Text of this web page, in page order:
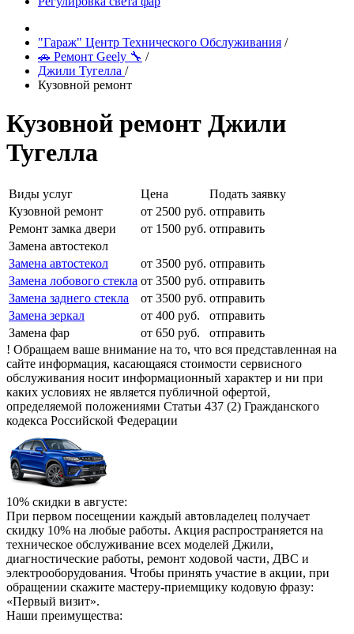
"Гараж" Центр Технического Обслуживания /
🚗 Ремонт Geely 🔧 /
Джили Тугелла /
Кузовной ремонт
Кузовной ремонт Джили
Тугелла
Виды услуг Цена
Подать заявку
Кузовной ремонт
от 2500 руб. отправить
Ремонт замка двери
от 1500 руб. отправить
Замена автостекол
Замена автостекол
от 3500 руб. отправить
Замена лобового стекла от 3500 руб. отправить
Замена заднего стекла
от 3500 руб. отправить
Замена зеркал
от 400 руб.
отправить
Замена фар
от 650 руб.
отправить
! Обращаем ваше внимание на то, что вся представленная на
сайте информация, касающаяся стоимости сервисного
обслуживания носит информационный характер и ни при
каких условиях не является публичной офертой,
определяемой положениями Статьи 437 (2) Гражданского
кодекса Российской Федерации
10% скидки в августе:
При первом посещении каждый автовладелец получает
скидку 10% на любые работы. Акция распространяется на
техническое обслуживание всех моделей Джили,
диагностические работы, ремонт ходовой части, ДВС и
электрооборудования. Чтобы принять участие в акции, при
обращении скажите мастеру-приемщику кодовую фразу:
«Первый визит».
Наши преимущества: